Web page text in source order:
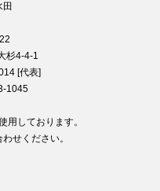
田
杉4-4-1
[代表]
1045
用しております。
せください。